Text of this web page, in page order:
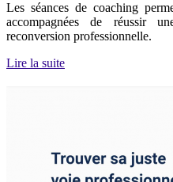
Les séances de coaching
accompagnées de réussir
reconversion professionnelle.
Lire la suite